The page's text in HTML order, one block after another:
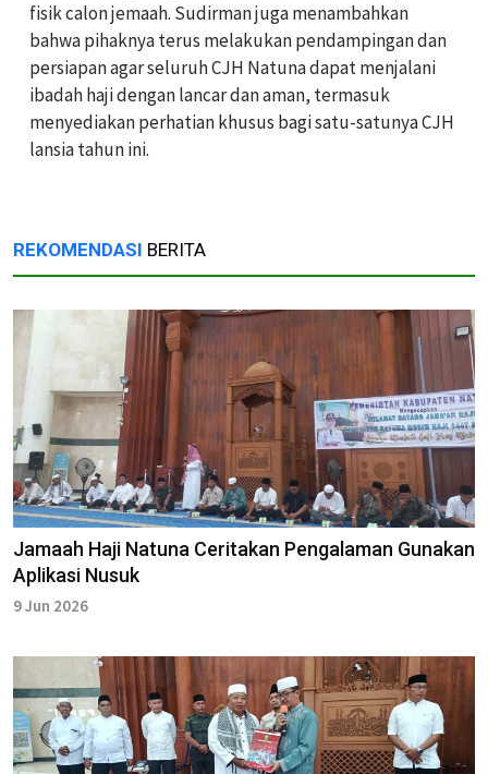
fisik calon jemaah. Sudirman juga menambahkan
bahwa pihaknya terus melakukan pendampingan dan
persiapan agar seluruh CJH Natuna dapat menjalani
ibadah haji dengan lancar dan aman, termasuk
menyediakan perhatian khusus bagi satu-satunya CJH
lansia tahun ini.
REKOMENDASI BERITA
Jamaah Haji Natuna Ceritakan Pengalaman Gunakan
Aplikasi Nusuk
9 Jun 2026